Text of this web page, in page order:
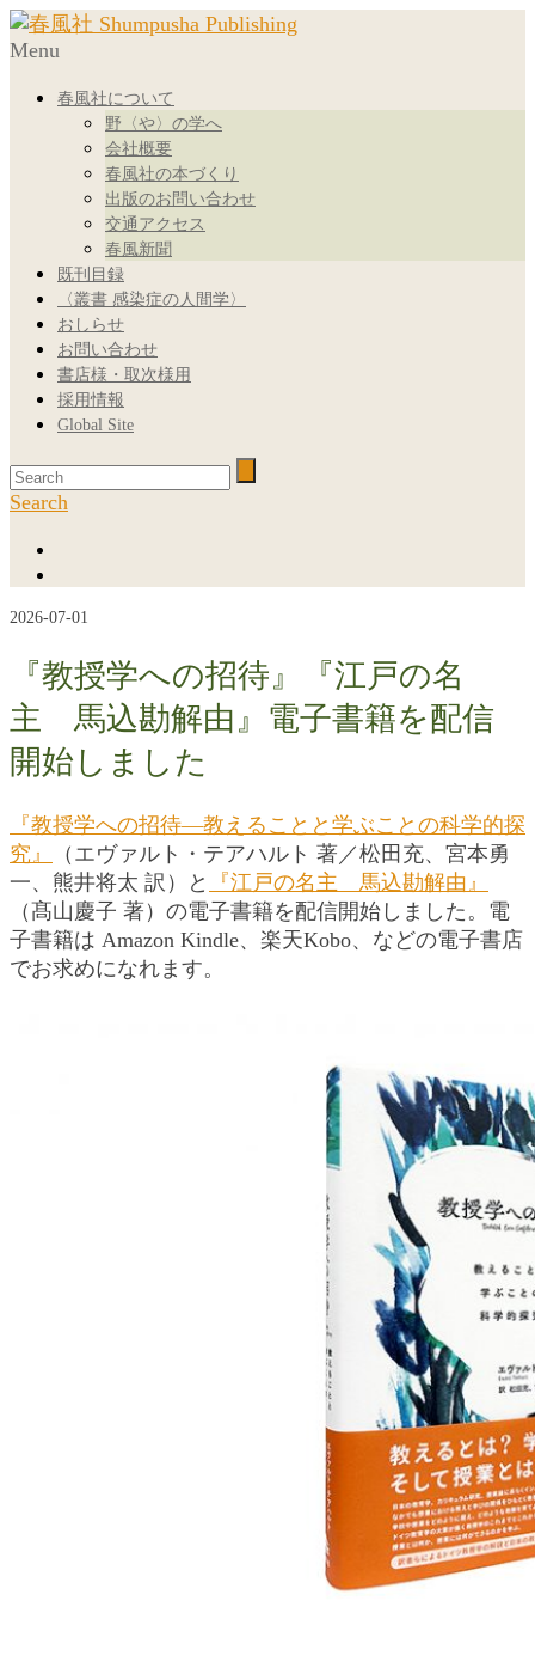
Menu
春風社について
野〈や〉の学へ
会社概要
春風社の本づくり
出版のお問い合わせ
交通アクセス
春風新聞
既刊目録
〈叢書 感染症の人間学〉
おしらせ
お問い合わせ
書店様・取次様用
採用情報
Global Site
Search
2026-07-01
『教授学への招待』『江戸の名
主 馬込勘解由』電子書籍を配信
開始しました
『教授学への招待―教えることと学ぶことの科学的探
究』
（エヴァルト・テアハルト 著／松田充、宮本勇
一、熊井将太 訳）と
『江戸の名主 馬込勘解由』
（髙山慶子 著）の電子書籍を配信開始しました。電
子書籍は Amazon Kindle、楽天Kobo、などの電子書店
でお求めになれます。